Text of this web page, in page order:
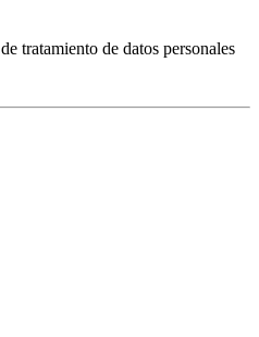
tratamiento de datos personales